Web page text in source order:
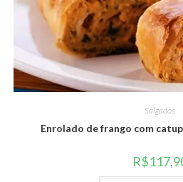
Salgados
Enrolado de frango com
R$